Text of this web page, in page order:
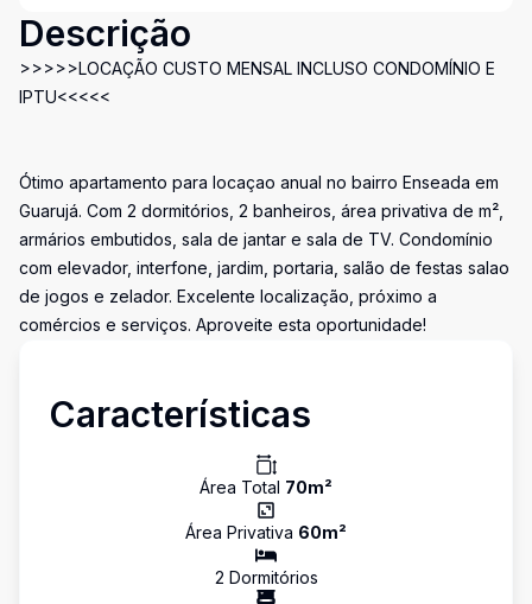
Descrição
>>>>>LOCAÇÃO CUSTO MENSAL INCLUSO CONDOMÍNIO E
IPTU<<<<<
Ótimo apartamento para locaçao anual no bairro Enseada em
Guarujá. Com 2 dormitórios, 2 banheiros, área privativa de m²,
armários embutidos, sala de jantar e sala de TV. Condomínio
com elevador, interfone, jardim, portaria, salão de festas salao
de jogos e zelador. Excelente localização, próximo a
comércios e serviços. Aproveite esta oportunidade!
Características
Área Total 70m²
Área Privativa 60m²
2 Dormitórios